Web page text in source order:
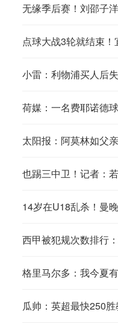
无缘季后赛！刘邵子
点球大战3轮就结束
小雷：利物浦买人后
荷媒：一名费耶诺德
太阳报：阿莫林如父
也踢三中卫！记者：
14岁在U18乱杀！曼
西甲被犯规次数排行
格里马尔多：我今夏
瓜帅：英超最快250